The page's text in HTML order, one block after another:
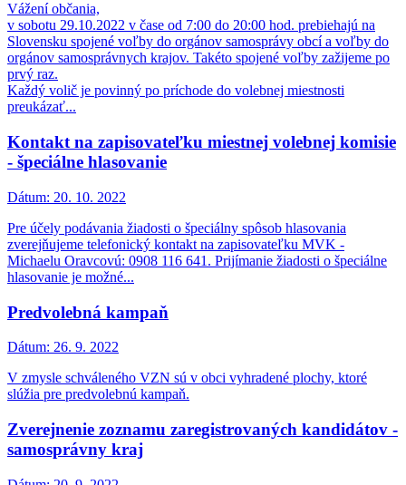
Vážení občania,
v sobotu 29.10.2022 v čase od 7:00 do 20:00 hod. prebiehajú na
Slovensku spojené voľby do orgánov samosprávy obcí a voľby do
orgánov samosprávnych krajov. Takéto spojené voľby zažijeme po
prvý raz.
Každý volič je povinný po príchode do volebnej miestnosti
preukázať...
Kontakt na zapisovateľku miestnej volebnej komisie
- špeciálne hlasovanie
Dátum: 20. 10. 2022
Pre účely podávania žiadosti o špeciálny spôsob hlasovania
zverejňujeme telefonický kontakt na zapisovateľku MVK -
Michaelu Oravcovú: 0908 116 641. Prijímanie žiadosti o špeciálne
hlasovanie je možné...
Predvolebná kampaň
Dátum: 26. 9. 2022
V zmysle schváleného VZN sú v obci vyhradené plochy, ktoré
slúžia pre predvolebnú kampaň.
Zverejnenie zoznamu zaregistrovaných kandidátov -
samosprávny kraj